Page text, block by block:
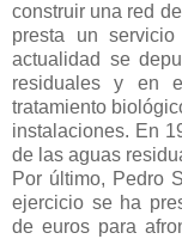
construir una red
presta un
actualidad se
residuales y en
tratamiento
instalaciones. En
de las aguas
Por último, Pedro
ejercicio se ha
de euros para